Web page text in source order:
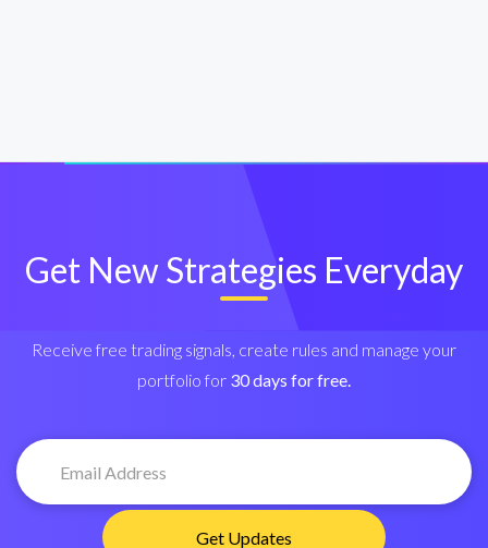
Get New Strategies Everyday
Receive free trading signals, create rules and manage your
portfolio for 30 days for free.